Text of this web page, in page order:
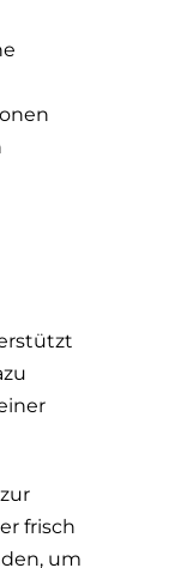
frisch
um